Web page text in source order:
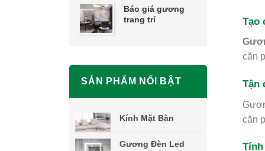
Báo giá gương
trang trí
SẢN PHẨM NỔI BẬT
Kính Mặt Bàn
Gương Đèn Led
Tạo
căn
Tận
căn